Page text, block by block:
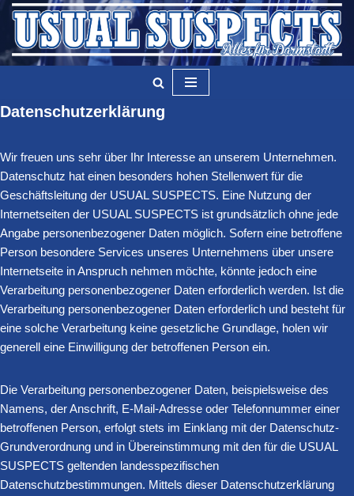
Zum
Inhalt
Datenschutzerklärung
Wir freuen uns sehr über Ihr Interesse an unserem Unternehmen.
Datenschutz hat einen besonders hohen Stellenwert für die
Geschäftsleitung der USUAL SUSPECTS. Eine Nutzung der
Internetseiten der USUAL SUSPECTS ist grundsätzlich ohne jede
Angabe personenbezogener Daten möglich. Sofern eine betroffene
Person besondere Services unseres Unternehmens über unsere
Internetseite in Anspruch nehmen möchte, könnte jedoch eine
Verarbeitung personenbezogener Daten erforderlich werden. Ist die
Verarbeitung personenbezogener Daten erforderlich und besteht für
eine solche Verarbeitung keine gesetzliche Grundlage, holen wir
generell eine Einwilligung der betroffenen Person ein.
Die Verarbeitung personenbezogener Daten, beispielsweise des
Namens, der Anschrift, E-Mail-Adresse oder Telefonnummer einer
betroffenen Person, erfolgt stets im Einklang mit der Datenschutz-
Grundverordnung und in Übereinstimmung mit den für die USUAL
SUSPECTS geltenden landesspezifischen
Datenschutzbestimmungen. Mittels dieser Datenschutzerklärung